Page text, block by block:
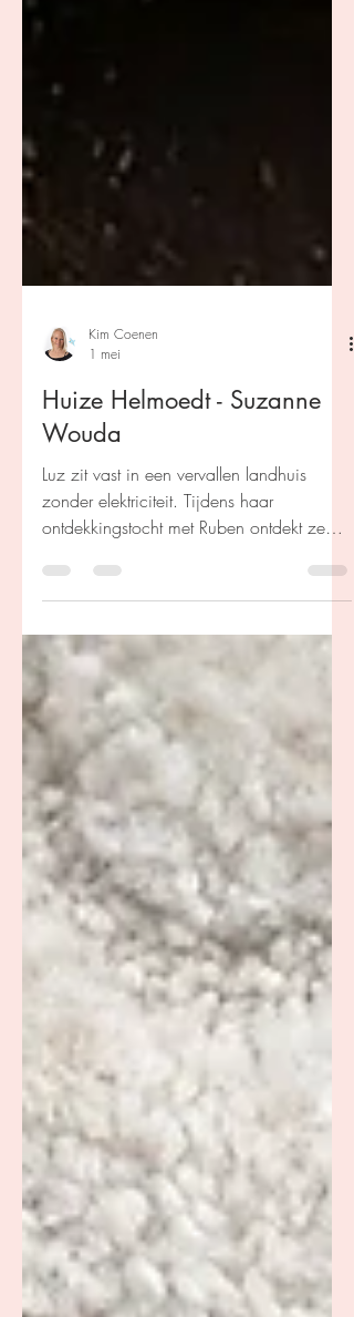
1 mei
Huize Helmoedt - Suzanne
Wouda
Luz zit vast in een vervallen landhuis
ontdekkingstocht met Ruben ontdekt ze
een duister geheim: haar wensen komen
uit, maar tegen een steeds bloederigere
prijs. Hoe ver durft ze te gaan?